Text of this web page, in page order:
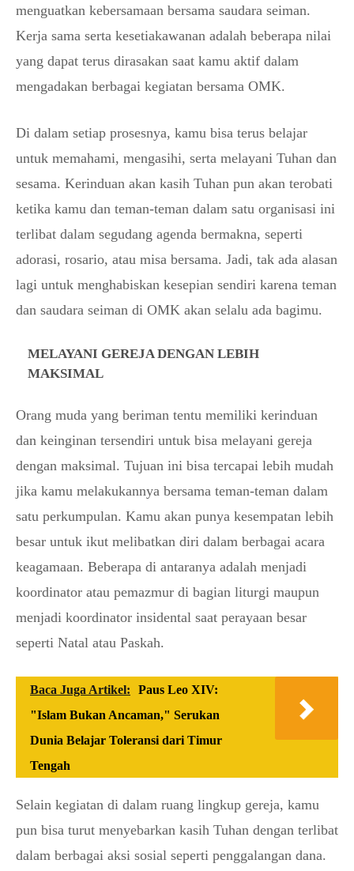
menguatkan kebersamaan bersama saudara seiman.
Kerja sama serta kesetiakawanan adalah beberapa nilai
yang dapat terus dirasakan saat kamu aktif dalam
mengadakan berbagai kegiatan bersama OMK.
Di dalam setiap prosesnya, kamu bisa terus belajar
untuk memahami, mengasihi, serta melayani Tuhan dan
sesama. Kerinduan akan kasih Tuhan pun akan terobati
ketika kamu dan teman-teman dalam satu organisasi ini
terlibat dalam segudang agenda bermakna, seperti
adorasi, rosario, atau misa bersama. Jadi, tak ada alasan
lagi untuk menghabiskan kesepian sendiri karena teman
dan saudara seiman di OMK akan selalu ada bagimu.
MELAYANI GEREJA DENGAN LEBIH
MAKSIMAL
Orang muda yang beriman tentu memiliki kerinduan
dan keinginan tersendiri untuk bisa melayani gereja
dengan maksimal. Tujuan ini bisa tercapai lebih mudah
jika kamu melakukannya bersama teman-teman dalam
satu perkumpulan. Kamu akan punya kesempatan lebih
besar untuk ikut melibatkan diri dalam berbagai acara
keagamaan. Beberapa di antaranya adalah menjadi
koordinator atau pemazmur di bagian liturgi maupun
menjadi koordinator insidental saat perayaan besar
seperti Natal atau Paskah.
Baca Juga Artikel:
Paus Leo XIV:
"Islam Bukan Ancaman," Serukan
Dunia Belajar Toleransi dari Timur
Tengah
Selain kegiatan di dalam ruang lingkup gereja, kamu
pun bisa turut menyebarkan kasih Tuhan dengan terlibat
dalam berbagai aksi sosial seperti penggalangan dana.